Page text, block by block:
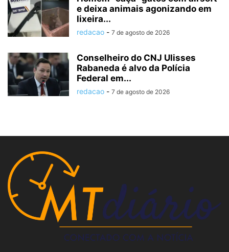
e deixa animais agonizando em
lixeira...
redacao - 7 de agosto de 2026
Conselheiro do CNJ Ulisses
Rabaneda é alvo da Polícia
Federal em...
redacao - 7 de agosto de 2026